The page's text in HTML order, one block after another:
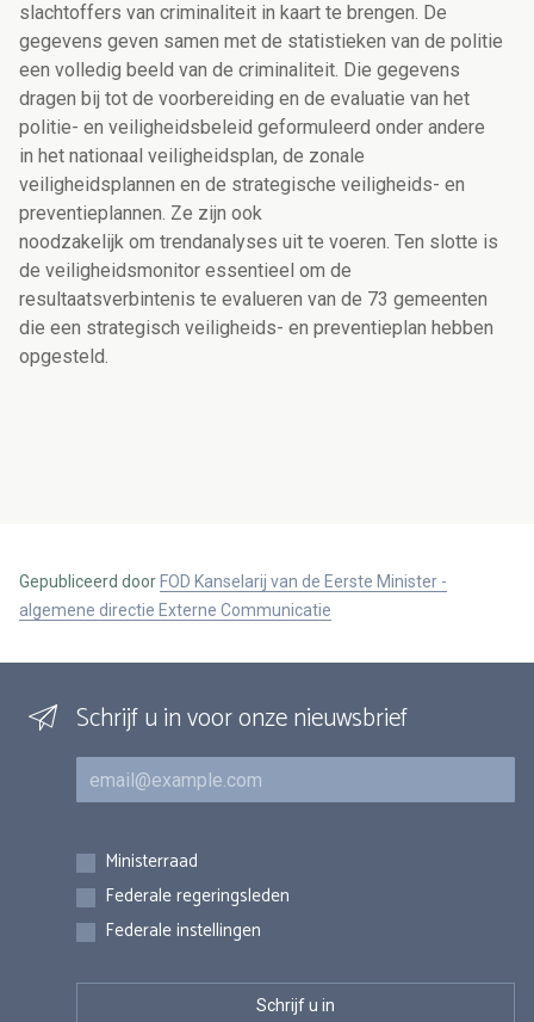
slachtoffers van criminaliteit in kaart te brengen. De
gegevens geven samen met de statistieken van de politie
een volledig beeld van de criminaliteit. Die gegevens
dragen bij tot de voorbereiding en de evaluatie van het
politie- en veiligheidsbeleid geformuleerd onder andere
in het nationaal veiligheidsplan, de zonale
veiligheidsplannen en de strategische veiligheids- en
preventieplannen. Ze zijn ook
noodzakelijk om trendanalyses uit te voeren. Ten slotte is
de veiligheidsmonitor essentieel om de
resultaatsverbintenis te evalueren van de 73 gemeenten
die een strategisch veiligheids- en preventieplan hebben
opgesteld.
Gepubliceerd door FOD Kanselarij van de Eerste Minister -
algemene directie Externe Communicatie
Schrijf u in voor onze nieuwsbrief
E-mail
Inschrijvingen
Ministerraad
Federale regeringsleden
Federale instellingen